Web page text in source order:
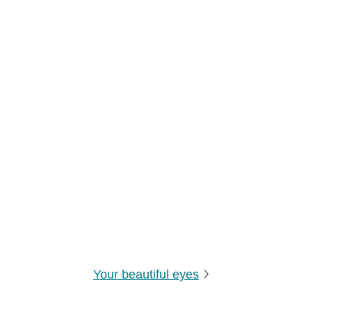
Your beautiful eyes